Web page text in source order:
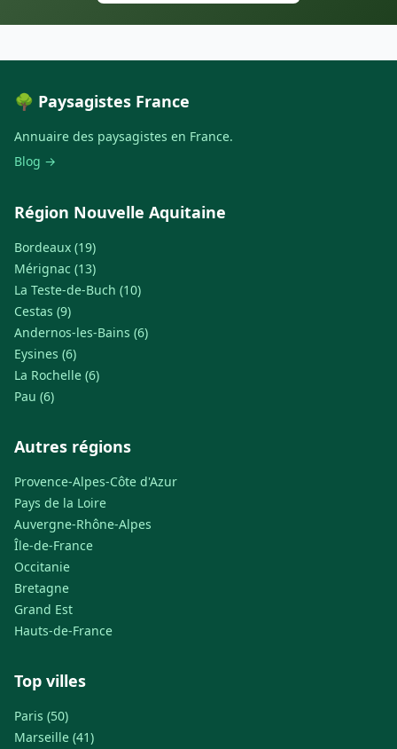
🌳 Paysagistes France
Annuaire des paysagistes en France.
Blog →
Région Nouvelle Aquitaine
Bordeaux (19)
Mérignac (13)
La Teste-de-Buch (10)
Cestas (9)
Andernos-les-Bains (6)
Eysines (6)
La Rochelle (6)
Pau (6)
Autres régions
Provence-Alpes-Côte d'Azur
Pays de la Loire
Auvergne-Rhône-Alpes
Île-de-France
Occitanie
Bretagne
Grand Est
Hauts-de-France
Top villes
Paris (50)
Marseille (41)